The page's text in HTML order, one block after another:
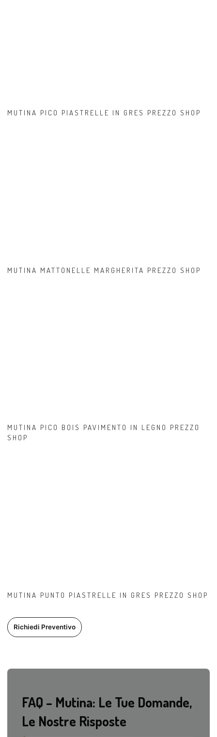
MUTINA PICO PIASTRELLE IN GRES PREZZO SHOP
MUTINA MATTONELLE MARGHERITA PREZZO SHOP
MUTINA PICO BOIS PAVIMENTO IN LEGNO PREZZO
SHOP
MUTINA PUNTO PIASTRELLE IN GRES PREZZO SHOP
Richiedi Preventivo
FAQ – Mutina: Le Tue Domande,
Le Nostre Risposte